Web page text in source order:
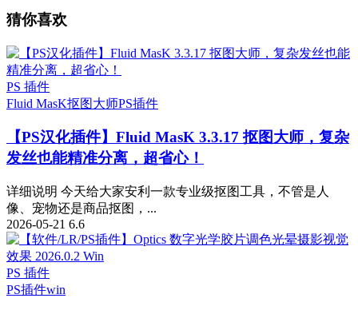
猜你喜欢
PS 插件
Fluid MasK抠图大师PS插件
【PS汉化插件】Fluid MasK 3.3.17 抠图大师，复杂
发丝也能精准分离，超省心！
详细说明 今天给大家安利一款专业级抠图工具，不管是人
像、宠物还是商品抠图，...
2026-05-21 6.6
PS 插件
PS插件win